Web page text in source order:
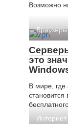
Возможно
Браузеры
это
В мире,
Интернет